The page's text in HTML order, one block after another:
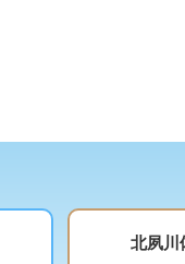
北夙川